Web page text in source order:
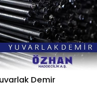
Demir